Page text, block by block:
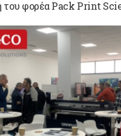
του φορέα Pack Print